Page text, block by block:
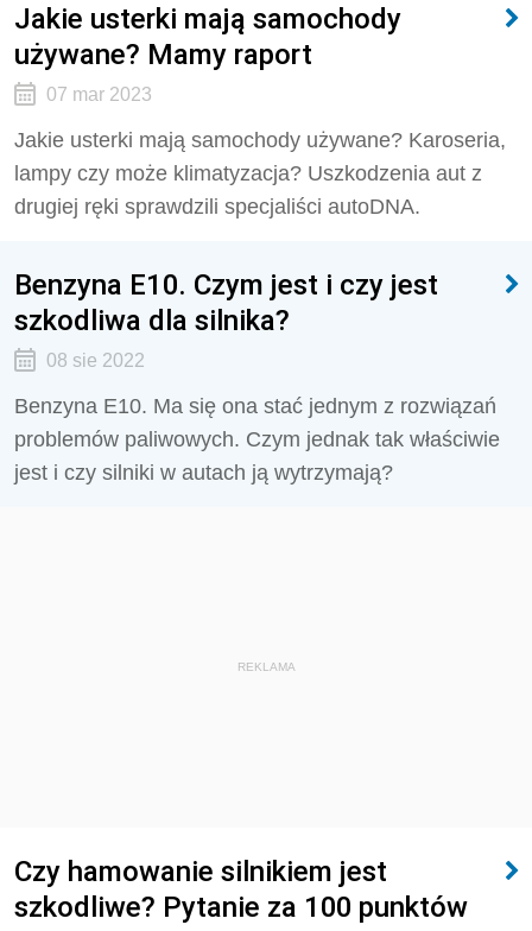
Jakie usterki mają samochody
używane? Mamy raport
07 mar 2023
Jakie usterki mają samochody używane? Karoseria,
lampy czy może klimatyzacja? Uszkodzenia aut z
drugiej ręki sprawdzili specjaliści autoDNA.
Benzyna E10. Czym jest i czy jest
szkodliwa dla silnika?
08 sie 2022
Benzyna E10. Ma się ona stać jednym z rozwiązań
problemów paliwowych. Czym jednak tak właściwie
jest i czy silniki w autach ją wytrzymają?
REKLAMA
Czy hamowanie silnikiem jest
szkodliwe? Pytanie za 100 punktów